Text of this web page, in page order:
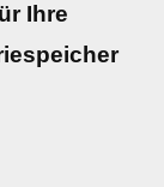
Ihre